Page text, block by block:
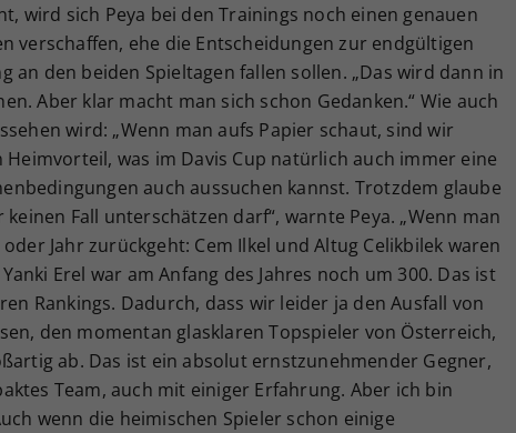
wird sich Peya bei den Trainings noch einen genauen
verschaffen, ehe die Entscheidungen zur endgültigen
an den beiden Spieltagen fallen sollen. „Das wird dann in
Aber klar macht man sich schon Gedanken.“ Wie auch
wird: „Wenn man aufs Papier schaut, sind wir
was im Davis Cup natürlich auch immer eine
auch aussuchen kannst. Trotzdem glaube
Fall unterschätzen darf“, warnte Peya. „Wenn man
Jahr zurückgeht: Cem Ilkel und Altug Celikbilek waren
Erel war am Anfang des Jahres noch um 300. Das ist
Rankings. Dadurch, dass wir leider ja den Ausfall von
den momentan glasklaren Topspieler von Österreich,
ab. Das ist ein absolut ernstzunehmender Gegner,
Team, auch mit einiger Erfahrung. Aber ich bin
wenn die heimischen Spieler schon einige